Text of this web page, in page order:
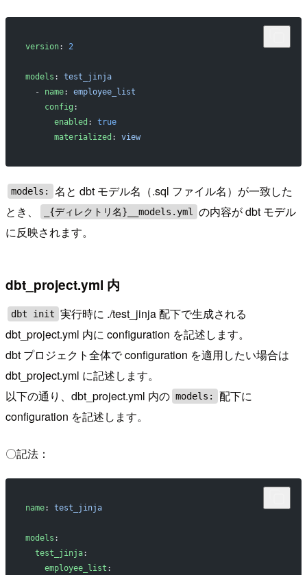
version: 2
models : test_jinja
  -
name: employee_list
    config
:
      enabled
: true
      materialized
: view
models:
名と dbt モデル名（.sql ファイル名）が一致した
とき、
_{ディレクトリ名}__models.yml
の内容が dbt モデル
に反映されます。
dbt_project.yml 内
dbt init 実行時に ./test_jinja 配下で生成される
dbt_project.yml 内に configuration を記述します。
dbt プロジェクト全体で configuration を適用したい場合は
dbt_project.yml に記述します。
以下の通り、dbt_project.yml 内の models:
配下に
configuration を記述します。
〇記法：
name: test_jinja
models :
  test_jinja
:
    employee_list
: